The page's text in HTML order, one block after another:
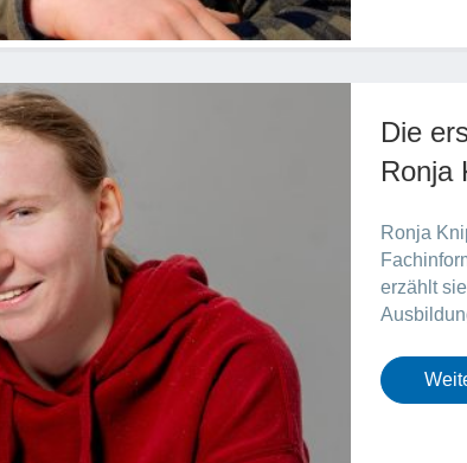
Die
Ronja
Ronja
erzählt